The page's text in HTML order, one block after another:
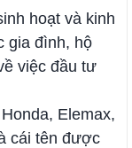
hoạt và kinh
gia đình, hộ
việc đầu tư
Elemax,
cái tên được